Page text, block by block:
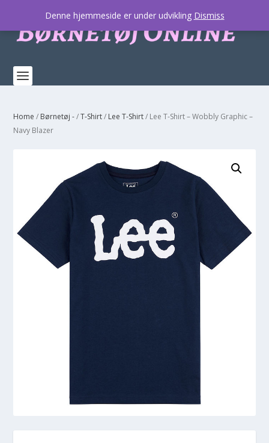
Home / Børnetøj -/T-Shirt/ Lee T-Shirt/ Lee T-Shirt – Wobbly Graphic –
Navy Blazer
Denne hjemmeside er under udvikling Dismiss